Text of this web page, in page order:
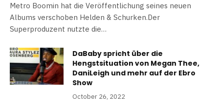
Metro Boomin hat die Veröffentlichung seines neuen
Albums verschoben Helden & Schurken.Der
Superproduzent nutzte die…
DaBaby spricht über die
Hengstsituation von Megan Thee,
DaniLeigh und mehr auf der Ebro
Show
October 26, 2022